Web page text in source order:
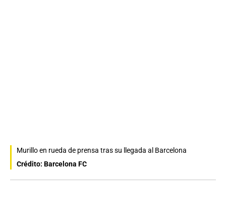
Murillo en rueda de prensa tras su llegada al Barcelona
Crédito: Barcelona FC